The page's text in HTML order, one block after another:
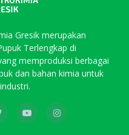
Gresik merupakan
Terlengkap di
memproduksi berbagai
dan bahan kimia untuk